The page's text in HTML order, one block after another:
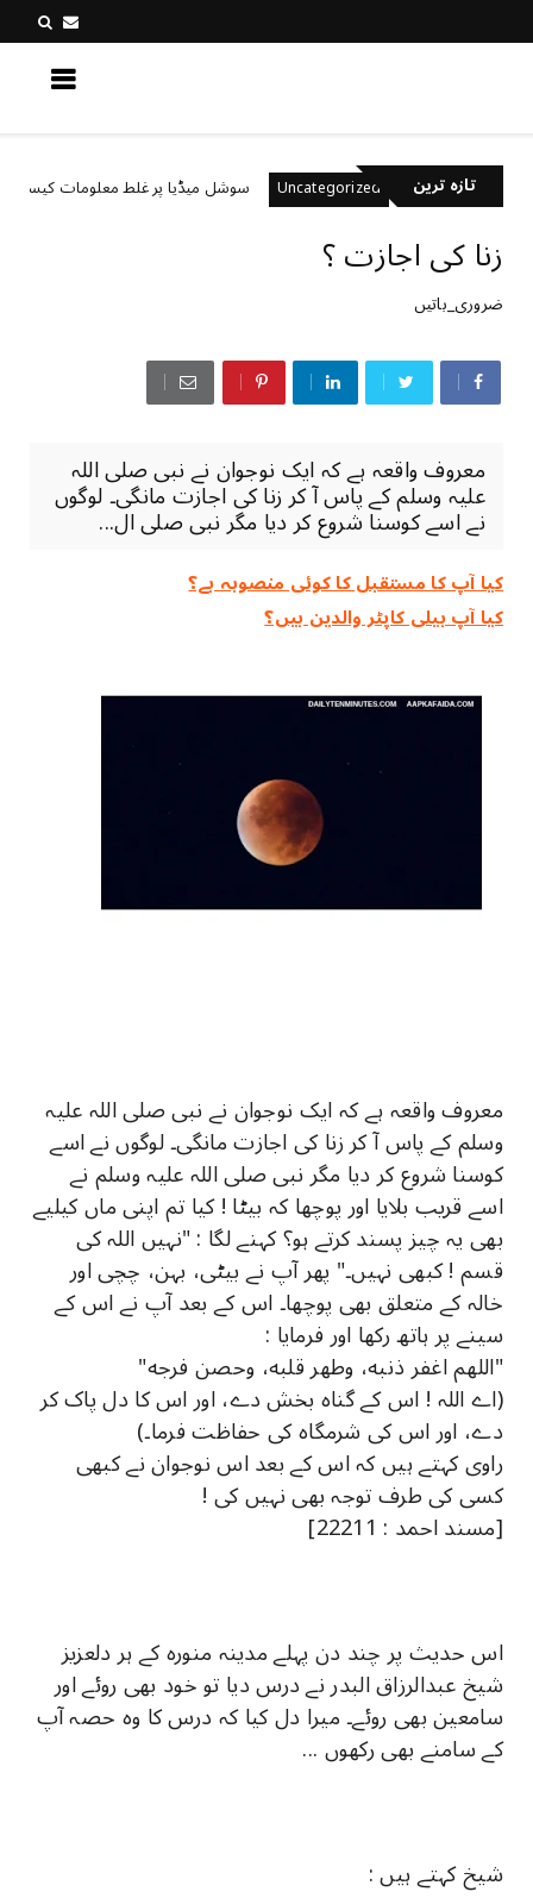
تازہ ترینUncategorized سوشل میڈیا پر غلط معلومات کیسے پہچانیں؟
زنا کی اجازت ؟
ضروری_باتیں
معروف واقعہ ہے کہ ایک نوجوان نے نبی صلی اللہ
علیہ وسلم کے پاس آ کر زنا کی اجازت مانگی۔ لوگوں
نے اسے کوسنا شروع کر دیا مگر نبی صلی ال...
کیا آپ کا مستقبل کا کوئی منصوبہ ہے؟
کیا آپ ہیلی کاپٹر والدین ہیں؟
معروف واقعہ ہے کہ ایک نوجوان نے نبی صلی اللہ علیہ
وسلم کے پاس آ کر زنا کی اجازت مانگی۔ لوگوں نے اسے
کوسنا شروع کر دیا مگر نبی صلی اللہ علیہ وسلم نے
اسے قریب بلایا اور پوچھا کہ بیٹا ! کیا تم اپنی ماں کیلیے
بھی یہ چیز پسند کرتے ہو؟ کہنے لگا : "نہیں اللہ کی
قسم ! کبھی نہیں۔" پھر آپ نے بیٹی، بہن، چچی اور
خالہ کے متعلق بھی پوچھا۔ اس کے بعد آپ نے اس کے
سینے پر ہاتھ رکھا اور فرمایا :
"اللهم اغفر ذنبه، وطهر قلبه، وحصن فرجه"
(اے اللہ ! اس کے گناہ بخش دے، اور اس کا دل پاک کر
دے، اور اس کی شرمگاہ کی حفاظت فرما۔)
راوی کہتے ہیں کہ اس کے بعد اس نوجوان نے کبھی
کسی کی طرف توجہ بھی نہیں کی !
[مسند احمد : 22211]
اس حدیث پر چند دن پہلے مدینہ منورہ کے ہر دلعزیز
شیخ عبدالرزاق البدر نے درس دیا تو خود بھی روئے اور
سامعین بھی روئے۔ میرا دل کیا کہ درس کا وہ حصہ آپ
کے سامنے بھی رکھوں ...
شیخ کہتے ہیں :